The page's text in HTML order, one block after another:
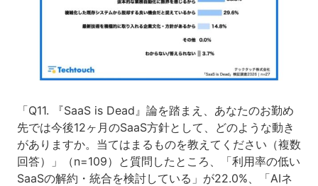
「Q11. 『SaaS is Dead』論を踏まえ、あなたのお勤め
先では今後12ヶ月のSaaS方針として、どのような動き
がありますか。当てはまるものを教えてください（複数
回答）」（n=109）と質問したところ、「利用率の低い
SaaSの解約・統合を検討している」が22.0%、「AIネ